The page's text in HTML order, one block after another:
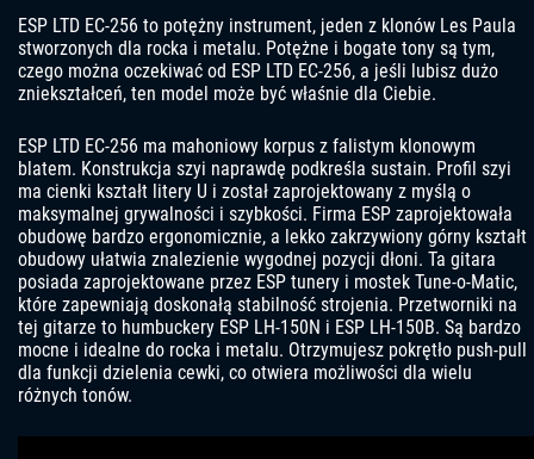
ESP LTD EC-256 to potężny instrument, jeden z klonów Les Paula
stworzonych dla rocka i metalu. Potężne i bogate tony są tym,
czego można oczekiwać od ESP LTD EC-256, a jeśli lubisz dużo
zniekształceń, ten model może być właśnie dla Ciebie.
ESP LTD EC-256 ma mahoniowy korpus z falistym klonowym
blatem. Konstrukcja szyi naprawdę podkreśla sustain. Profil szyi
ma cienki kształt litery U i został zaprojektowany z myślą o
maksymalnej grywalności i szybkości. Firma ESP zaprojektowała
obudowę bardzo ergonomicznie, a lekko zakrzywiony górny kształt
obudowy ułatwia znalezienie wygodnej pozycji dłoni. Ta gitara
posiada zaprojektowane przez ESP tunery i mostek Tune-o-Matic,
które zapewniają doskonałą stabilność strojenia. Przetworniki na
tej gitarze to humbuckery ESP LH-150N i ESP LH-150B. Są bardzo
mocne i idealne do rocka i metalu. Otrzymujesz pokrętło push-pull
dla funkcji dzielenia cewki, co otwiera możliwości dla wielu
różnych tonów.